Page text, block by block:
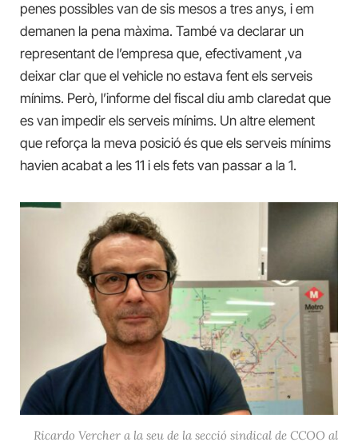
penes possibles van de sis mesos a tres anys, i em
demanen la pena màxima. També va declarar un
representant de l’empresa que, efectivament ,va
deixar clar que el vehicle no estava fent els serveis
mínims. Però, l’informe del fiscal diu amb claredat que
es van impedir els serveis mínims. Un altre element
que reforça la meva posició és que els serveis mínims
havien acabat a les 11 i els fets van passar a la 1.
Ricardo Vercher a la seu de la secció sindical de CCOO al